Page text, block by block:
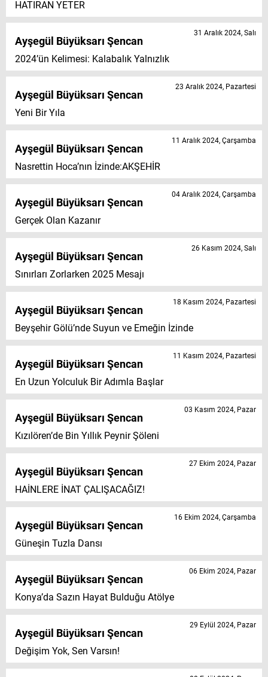
HATIRAN YETER
Ayşegül Büyüksarı Şencan
2024’ün Kelimesi: Kalabalık Yalnızlık
31 Aralık 2024, Salı
Ayşegül Büyüksarı Şencan
Yeni Bir Yıla
23 Aralık 2024, Pazartesi
Ayşegül Büyüksarı Şencan
Nasrettin Hoca’nın İzinde:AKŞEHİR
11 Aralık 2024, Çarşamba
Ayşegül Büyüksarı Şencan
Gerçek Olan Kazanır
04 Aralık 2024, Çarşamba
Ayşegül Büyüksarı Şencan
Sınırları Zorlarken 2025 Mesajı
26 Kasım 2024, Salı
Ayşegül Büyüksarı Şencan
Beyşehir Gölü’nde Suyun ve Emeğin İzinde
18 Kasım 2024, Pazartesi
Ayşegül Büyüksarı Şencan
En Uzun Yolculuk Bir Adımla Başlar
11 Kasım 2024, Pazartesi
Ayşegül Büyüksarı Şencan
Kızılören’de Bin Yıllık Peynir Şöleni
03 Kasım 2024, Pazar
Ayşegül Büyüksarı Şencan
HAİNLERE İNAT ÇALIŞACAĞIZ!
27 Ekim 2024, Pazar
Ayşegül Büyüksarı Şencan
Güneşin Tuzla Dansı
16 Ekim 2024, Çarşamba
Ayşegül Büyüksarı Şencan
Konya’da Sazın Hayat Bulduğu Atölye
06 Ekim 2024, Pazar
Ayşegül Büyüksarı Şencan
Değişim Yok, Sen Varsın!
29 Eylül 2024, Pazar